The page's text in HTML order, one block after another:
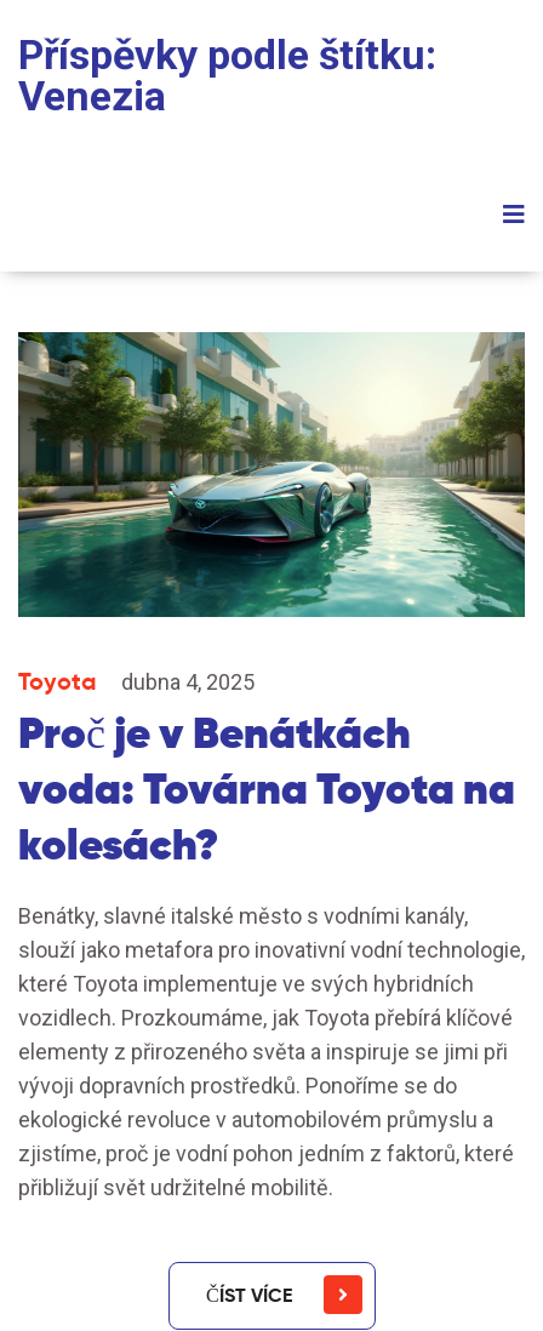
Příspěvky podle štítku:
Venezia
Toyota dubna 4, 2025
Proč je v Benátkách
voda: Továrna Toyota na
kolesách?
Benátky, slavné italské město s vodními kanály,
slouží jako metafora pro inovativní vodní technologie,
které Toyota implementuje ve svých hybridních
vozidlech. Prozkoumáme, jak Toyota přebírá klíčové
elementy z přirozeného světa a inspiruje se jimi při
vývoji dopravních prostředků. Ponoříme se do
ekologické revoluce v automobilovém průmyslu a
zjistíme, proč je vodní pohon jedním z faktorů, které
přibližují svět udržitelné mobilitě.
ČÍST VÍCE